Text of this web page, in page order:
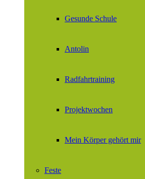
Gesunde Schule
Antolin
Radfahrtraining
Projektwochen
Mein Körper gehört mir
Feste